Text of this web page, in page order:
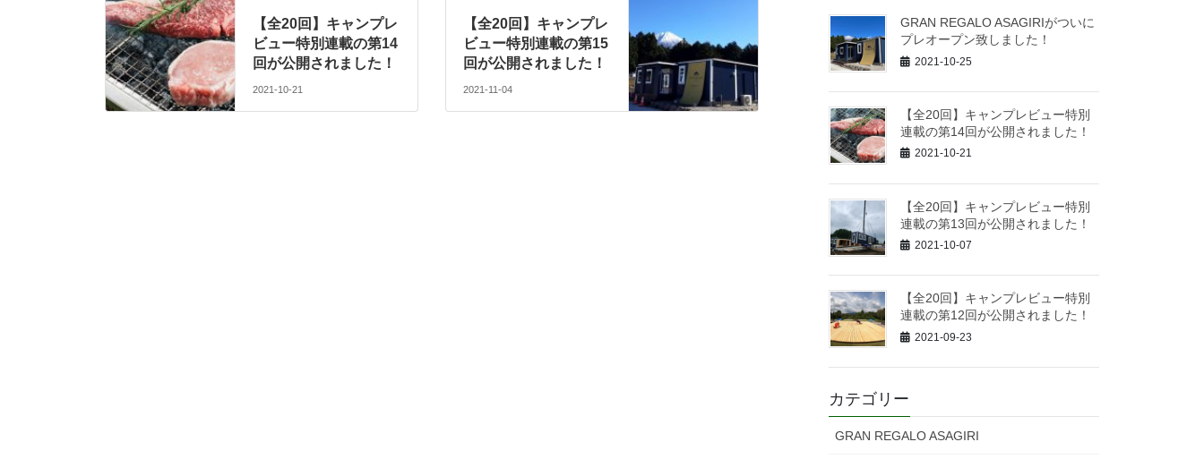
【全20回】キャンプレ
ビュー特別連載の第14
回が公開されました！
2021-10-21
【全20回】キャンプレ
ビュー特別連載の第15
回が公開されました！
2021-11-04
GRAN REGALO ASAGIRIがついに
プレオープン致しました！
2021-10-25
【全20回】キャンプレビュー特別
連載の第14回が公開されました！
2021-10-21
【全20回】キャンプレビュー特別
連載の第13回が公開されました！
2021-10-07
【全20回】キャンプレビュー特別
連載の第12回が公開されました！
2021-09-23
カテゴリー
GRAN REGALO ASAGIRI